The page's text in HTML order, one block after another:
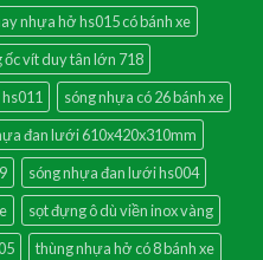
nhựa hở hs015 có bánh xe
ốc vít duy tân lớn 718
sóng nhựa có 26 bánh xe
đan lưới 610x420x310mm
sóng nhựa đan lưới hs004
sọt đựng ô dù viền inox vàng
thùng nhựa hở có 8 bánh xe